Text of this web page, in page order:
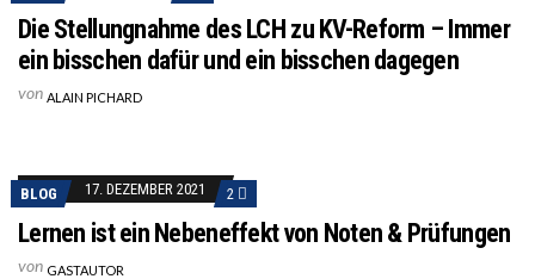
Die Stellungnahme des LCH zu KV-Reform – Immer
ein bisschen dafür und ein bisschen dagegen
von ALAIN PICHARD
BLOG 17. DEZEMBER 2021 2
Lernen ist ein Nebeneffekt von Noten & Prüfungen
von GASTAUTOR